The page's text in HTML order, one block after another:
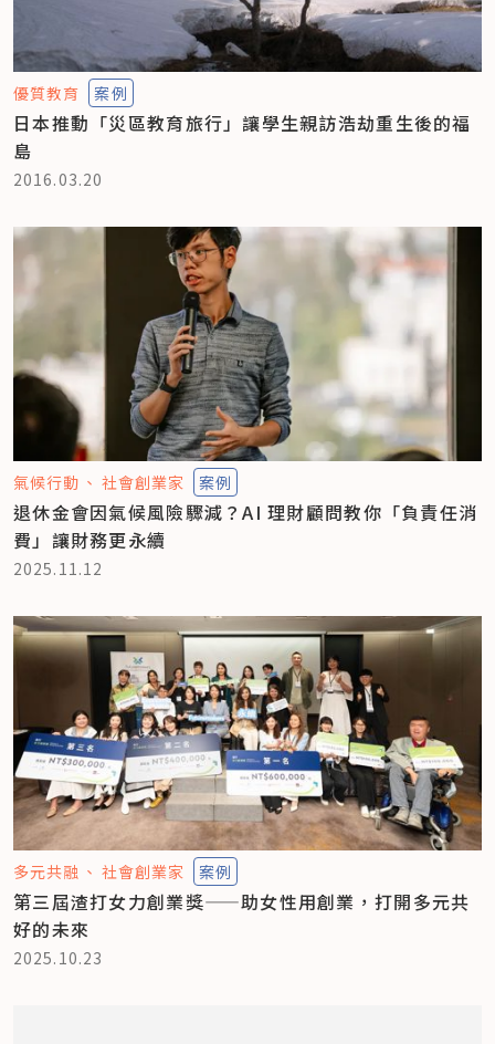
優質教育 案例
日本推動「災區教育旅行」讓學生親訪浩劫重生後的福
島
2016.03.20
氣候行動 社會創業家 案例
退休金會因氣候風險驟減？AI 理財顧問教你「負責任消
費」讓財務更永續
2025.11.12
多元共融 社會創業家 案例
第三屆渣打女力創業獎——助女性用創業，打開多元共
好的未來
2025.10.23